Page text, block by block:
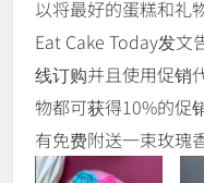
以将最好的蛋糕和礼
Eat Cake Today发
线订购并且使用促销
物都可获得10%的促
有免费附送一束玫瑰